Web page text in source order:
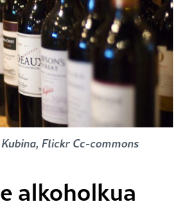
Flickr Cc-commons
alkoholkua